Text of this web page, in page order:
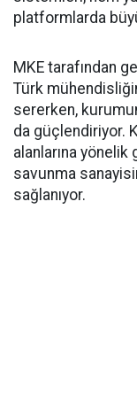
platformlarda
MKE tarafından
Türk
sererken,
da güçlendiriyor.
alanlarına
savunma
sağlanıyor.